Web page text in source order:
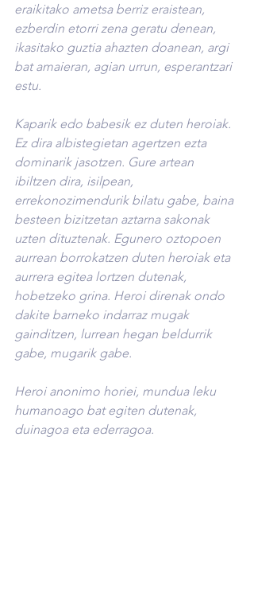
eraikitako ametsa berriz eraistean,
ezberdin etorri zena geratu denean,
ikasitako guztia ahazten doanean, argi
bat amaieran, agian urrun, esperantzari
estu.
Kaparik edo babesik ez duten heroiak.
Ez dira albistegietan agertzen ezta
dominarik jasotzen. Gure artean
ibiltzen dira, isilpean,
errekonozimendurik bilatu gabe, baina
besteen bizitzetan aztarna sakonak
uzten dituztenak. Egunero oztopoen
aurrean borrokatzen duten heroiak eta
aurrera egitea lortzen dutenak,
hobetzeko grina. Heroi direnak ondo
dakite barneko indarraz mugak
gainditzen, lurrean hegan beldurrik
gabe, mugarik gabe.
Heroi anonimo horiei, mundua leku
humanoago bat egiten dutenak,
duinagoa eta ederragoa.